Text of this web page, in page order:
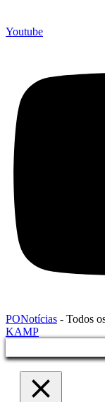
Youtube
PONotícias - Todos
KAMP